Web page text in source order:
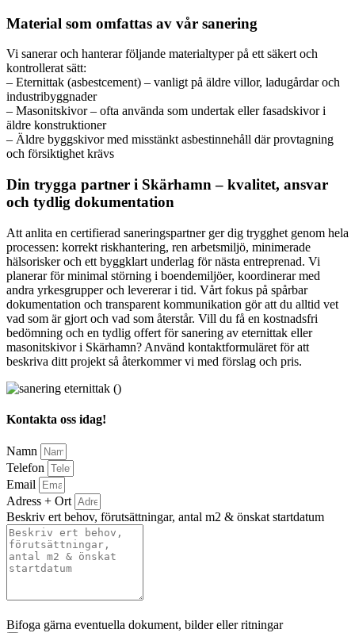
Material som omfattas av vår sanering
Vi sanerar och hanterar följande materialtyper på ett säkert och
kontrollerat sätt:
– Eternittak (asbestcement) – vanligt på äldre villor, ladugårdar och
industribyggnader
– Masonitskivor – ofta använda som undertak eller fasadskivor i
äldre konstruktioner
– Äldre byggskivor med misstänkt asbestinnehåll där provtagning
och försiktighet krävs
Din trygga partner i Skärhamn – kvalitet, ansvar
och tydlig dokumentation
Att anlita en certifierad saneringspartner ger dig trygghet genom hela
processen: korrekt riskhantering, ren arbetsmiljö, minimerade
hälsorisker och ett byggklart underlag för nästa entreprenad. Vi
planerar för minimal störning i boendemiljöer, koordinerar med
andra yrkesgrupper och levererar i tid. Vårt fokus på spårbar
dokumentation och transparent kommunikation gör att du alltid vet
vad som är gjort och vad som återstår. Vill du få en kostnadsfri
bedömning och en tydlig offert för sanering av eternittak eller
masonitskivor i Skärhamn? Använd kontaktformuläret för att
beskriva ditt projekt så återkommer vi med förslag och pris.
Kontakta oss idag!
Namn
Telefon
Email
Adress + Ort
Beskriv ert behov, förutsättningar, antal m2 & önskat startdatum
Bifoga gärna eventuella dokument, bilder eller ritningar